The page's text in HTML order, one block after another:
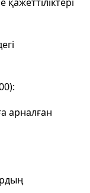
арналған